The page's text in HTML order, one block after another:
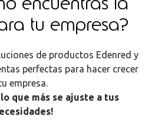
tu empresa?
de productos Edenred y
perfectas para hacer crecer
empresa.
que más se ajuste a tus